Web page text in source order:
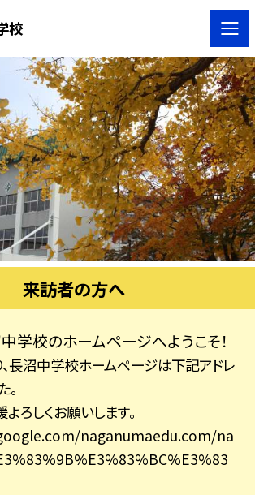
校
来訪者の方へ
学校のホームページへようこそ！
長沼中学校ホームページは下記アドレ
。
ろしくお願いします。
naganumaedu.com/na